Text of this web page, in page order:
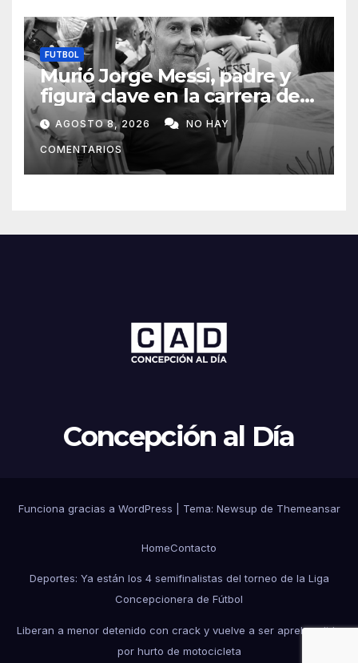
FUTBOL
Murió Jorge Messi, padre y
figura clave en la carrera de
Lionel Messi
AGOSTO 8, 2026 NO HAY
COMENTARIOS
Concepción al Día
Funciona gracias a WordPress Tema: Newsup de Themeansar
HomeContacto
Deportes: Ya están los 4 semifinalistas del torneo de la Liga
Concepcionera de Fútbol
Liberan a menor detenido con crack y vuelve a ser aprehendido
por hurto de motocicleta